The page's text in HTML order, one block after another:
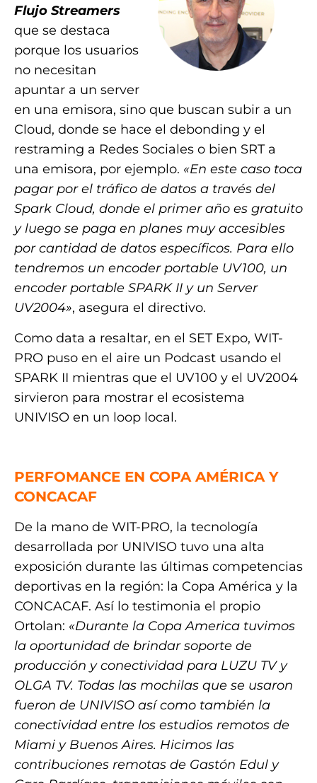
Flujo Streamers
que se destaca
porque los usuarios
no necesitan
apuntar a un server
en una emisora, sino que buscan subir a un
Cloud, donde se hace el debonding y el
restraming a Redes Sociales o bien SRT a
una emisora, por ejemplo. «En este caso toca
pagar por el tráfico de datos a través del
Spark Cloud, donde el primer año es gratuito
y luego se paga en planes muy accesibles
por cantidad de datos específicos. Para ello
tendremos un encoder portable UV100, un
encoder portable SPARK II y un Server
UV2004», asegura el directivo.
Como data a resaltar, en el SET Expo, WIT-
PRO puso en el aire un Podcast usando el
SPARK II mientras que el UV100 y el UV2004
sirvieron para mostrar el ecosistema
UNIVISO en un loop local.
PERFOMANCE EN COPA AMÉRICA Y
CONCACAF
De la mano de WIT-PRO, la tecnología
desarrollada por UNIVISO tuvo una alta
exposición durante las últimas competencias
deportivas en la región: la Copa América y la
CONCACAF. Así lo testimonia el propio
Ortolan: «Durante la Copa America tuvimos
la oportunidad de brindar soporte de
producción y conectividad para LUZU TV y
OLGA TV. Todas las mochilas que se usaron
fueron de UNIVISO así como también la
conectividad entre los estudios remotos de
Miami y Buenos Aires. Hicimos las
contribuciones remotas de Gastón Edul y